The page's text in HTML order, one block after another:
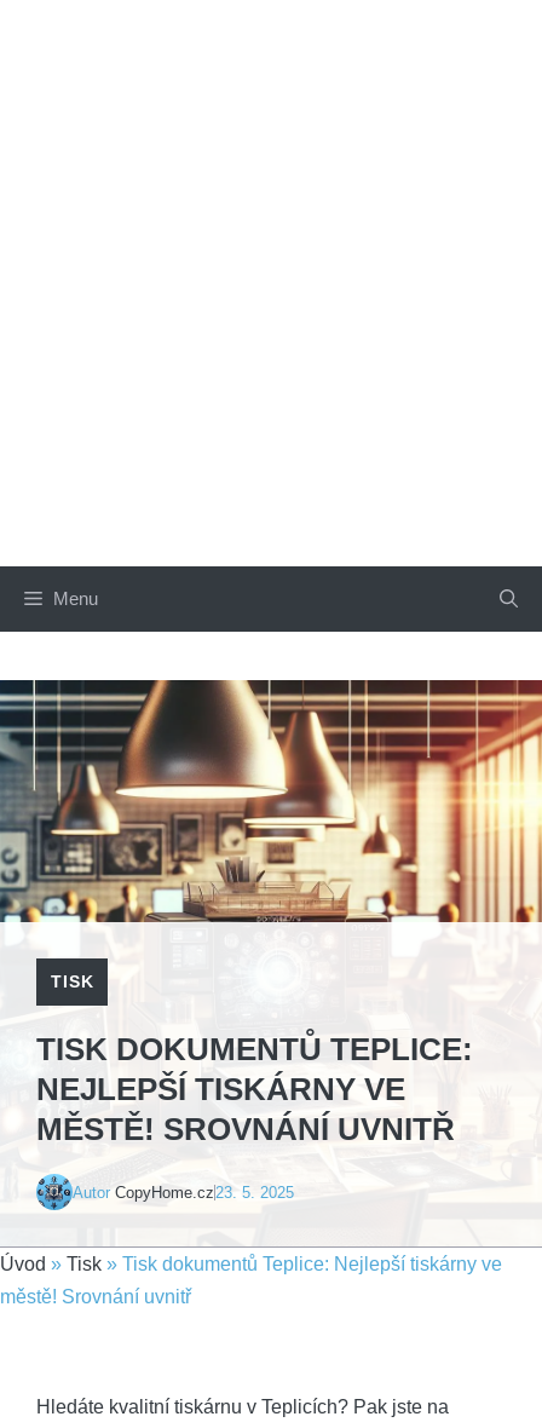
Menu
TISK
TISK DOKUMENTŮ TEPLICE:
NEJLEPŠÍ TISKÁRNY VE
MĚSTĚ! SROVNÁNÍ UVNITŘ
Autor CopyHome.cz 23. 5. 2025
Úvod » Tisk » Tisk dokumentů Teplice: Nejlepší tiskárny ve
městě! Srovnání uvnitř
Hledáte kvalitní tiskárnu v Teplicích? Pak jste na